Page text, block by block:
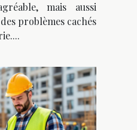
mais aussi
problèmes cachés